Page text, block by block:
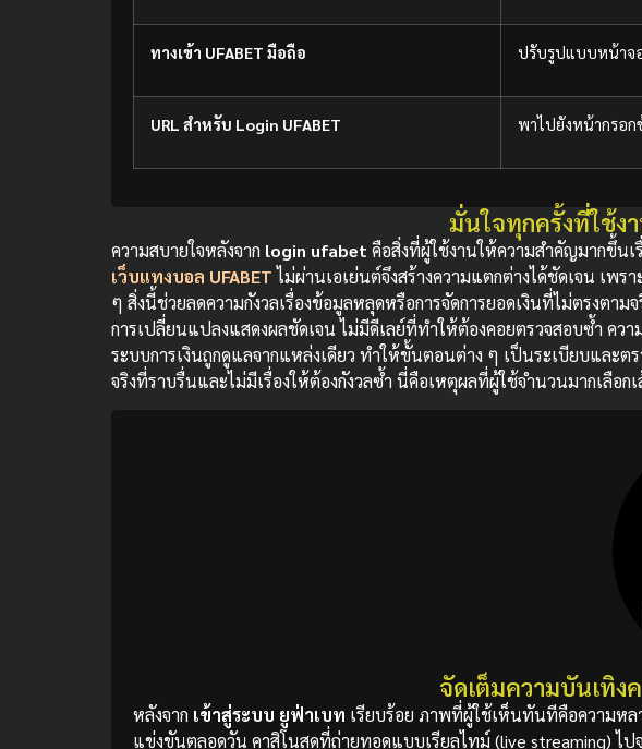
ทางเข้า UFABET มือถือ ปรับรูปแบบหน้าจ
URL สำหรับ Login UFABET พาไปยังหน้ากรอก
มั่นใจทุกครั้งที่ใช้งา
ความสบายใจหลังจาก login ufabet คือสิ่งที่ผู้ใช้งานให้ความสำคัญมากขึ้นเ
เว็บแทงบอล UFABETไม่ผ่านเอเย่นต์จึงสร้างความแตกต่างได้ชัดเจน เพ
ๆ สิ่งนี้ช่วยลดความกังวลเรื่องข้อมูลหลุดหรือการจัดการยอดเงินที่ไม่ตรงตา
การเปลี่ยนแปลงแสดงผลชัดเจน ไม่มีดีเลย์ที่ทำให้ต้องคอยตรวจสอบซ้ำ คว
ระบบการเงินถูกดูแลจากแหล่งเดียว ทำให้ขั้นตอนต่าง ๆ เป็นระเบียบและต
จริงที่ราบรื่นและไม่มีเรื่องให้ต้องกังวลซ้ำ นี่คือเหตุผลที่ผู้ใช้จำนวนมากเลือ
จัดเต็มความบันเทิง
หลังจาก เข้าสู่ระบบ ยูฟ่าเบท เรียบร้อย ภาพที่ผู้ใช้เห็นทันทีคือความห
แข่งขันตลอดวัน คาสิโนสดที่ถ่ายทอดแบบเรียลไทม์ (live streaming) ไ